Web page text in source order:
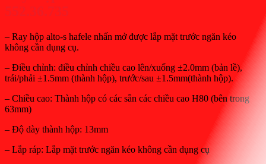
– Ray hộp alto-s hafele nhấn mở được lắp mặt trước ngăn kéo
không cần dụng cụ.
– Điều chỉnh: điều chỉnh chiều cao lên/xuống ±2.0mm (bản lề),
trái/phải ±1.5mm (thành hộp), trước/sau ±1.5mm(thành hộp).
– Chiều cao: Thành hộp có các sẵn các chiều cao H80 (bên trong
63mm)
– Độ dày thành hộp: 13mm
– Lắp ráp: Lắp mặt trước ngăn kéo không cần dụng cụ